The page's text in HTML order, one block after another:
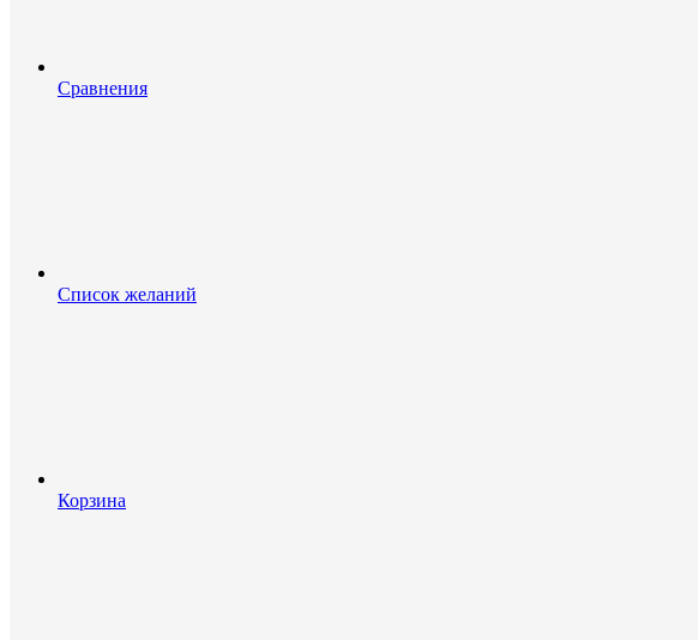
Сравнения
Список желаний
Корзина